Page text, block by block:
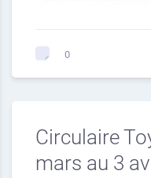
0
Circulaire
mars au 3